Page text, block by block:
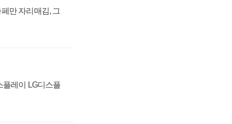
만 자리매김, 그
플레이 LG디스플